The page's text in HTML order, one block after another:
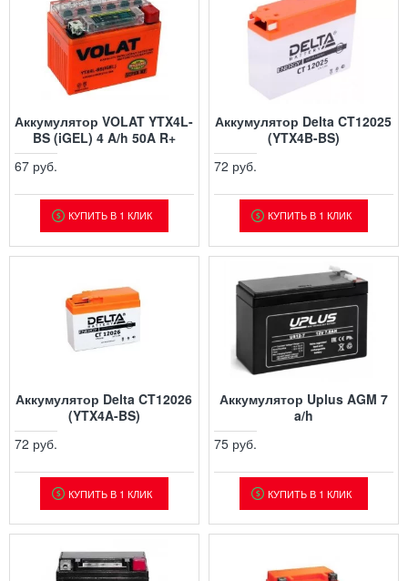
Аккумулятор VOLAT YTX4L-
BS (iGEL) 4 A/h 50A R+
67 руб.
КУПИТЬ В 1 КЛИК
Аккумулятор Delta CT12025
(YTX4B-BS)
72 руб.
КУПИТЬ В 1 КЛИК
Аккумулятор Delta CT12026
(YTX4A-BS)
72 руб.
КУПИТЬ В 1 КЛИК
Аккумулятор Uplus AGM 7
a/h
75 руб.
КУПИТЬ В 1 КЛИК